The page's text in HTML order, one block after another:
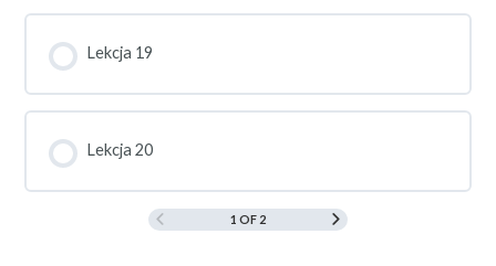
Lekcja 19
Lekcja 20
1 OF 2